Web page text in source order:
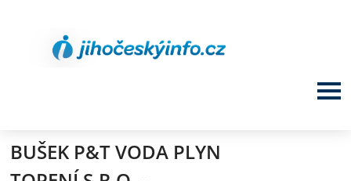
BUŠEK P&T VODA PLYN